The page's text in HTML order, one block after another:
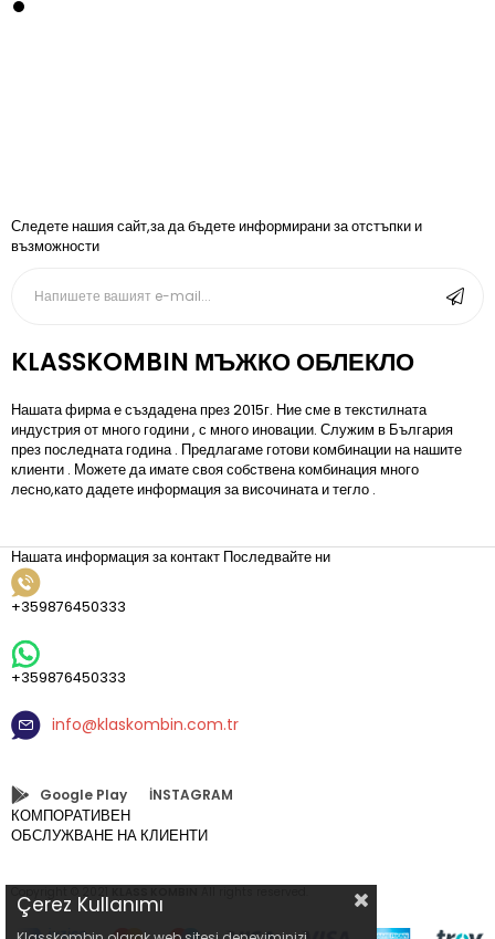
Следете нашия сайт,за да бъдете информирани за отстъпки и
възможности
KLASSKOMBIN МЪЖКО ОБЛЕКЛО
Нашата фирма е създадена през 2015г. Ние сме в текстилната
индустрия от много години , с много иновации. Служим в България
през последната година . Предлагаме готови комбинации на нашите
клиенти . Можете да имате своя собствена комбинация много
лесно,като дадете информация за височината и тегло .
Нашата информация за контакт
+359876450333
+359876450333
info@klaskombin.com.tr
Последвайте ни
Google Play
İNSTAGRAM
КОМПОРАТИВЕН
ОБСЛУЖВАНЕ НА КЛИЕНТИ
Çerez Kullanımı